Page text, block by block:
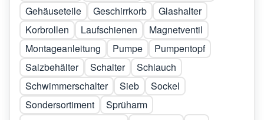
Gehäuseteile
Geschirrkorb
Glashalter
Korbrollen
Laufschienen
Magnetventil
Montageanleitung
Pumpe
Pumpentopf
Salzbehälter
Schalter
Schlauch
Schwimmerschalter
Sieb
Sockel
Sondersortiment
Sprüharm